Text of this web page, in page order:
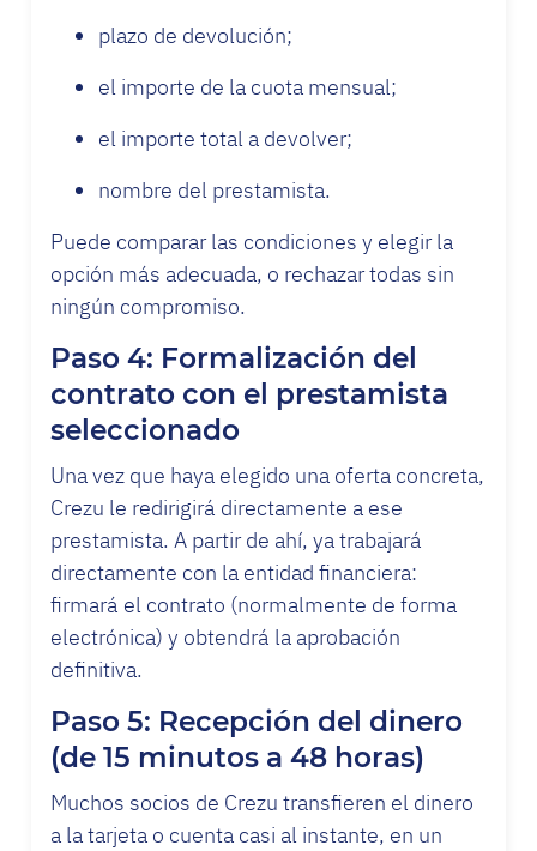
plazo de devolución;
el importe de la cuota mensual;
el importe total a devolver;
nombre del prestamista.
Puede comparar las condiciones y elegir la
opción más adecuada, o rechazar todas sin
ningún compromiso.
Paso 4: Formalización del
contrato con el prestamista
seleccionado
Una vez que haya elegido una oferta concreta,
Crezu le redirigirá directamente a ese
prestamista. A partir de ahí, ya trabajará
directamente con la entidad financiera:
firmará el contrato (normalmente de forma
electrónica) y obtendrá la aprobación
definitiva.
Paso 5: Recepción del dinero
(de 15 minutos a 48 horas)
Muchos socios de Crezu transfieren el dinero
a la tarjeta o cuenta casi al instante, en un